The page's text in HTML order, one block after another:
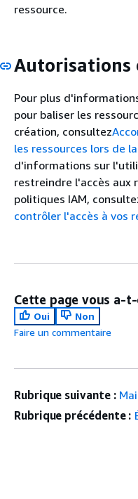
ressource.
Pour plus
pour baliser les
création, consultez
les ressources lors de
d'informations sur
restreindre l'accès aux
politiques IAM,
contrôler l'accès à vos
Cette page vous a-
Oui
Non
Faire un commentaire
Rubrique suivante :
Rubrique précédente :